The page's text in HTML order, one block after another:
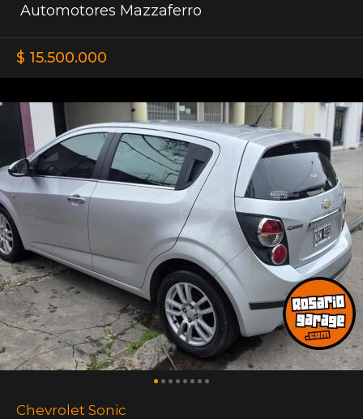
Automotores Mazzaferro
$ 15.500.000
Chevrolet Sonic